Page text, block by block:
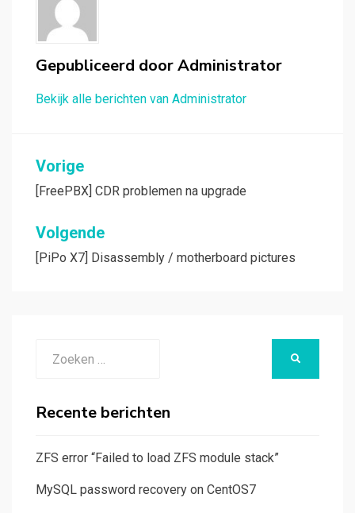
Gepubliceerd doorAdministrator
Bekijk alle berichten van Administrator
Bericht
navigatie
Vorige
[FreePBX] CDR problemen na upgrade
Volgende
[PiPo X7] Disassembly / motherboard pictures
naar:
Recente berichten
ZFS error “Failed to load ZFS module stack”
MySQL password recovery on CentOS7